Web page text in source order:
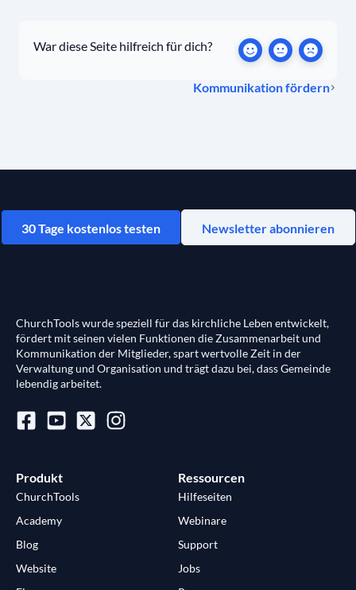
War diese Seite hilfreich für dich?
Kommunikation fördern
30 Tage kostenlos testen Newsletter abonnieren
ChurchTools wurde speziell für das kirchliche Leben entwickelt,
fördert mit seinen vielen Funktionen die Zusammenarbeit und
Kommunikation der Mitglieder, spart wertvolle Zeit in der
Verwaltung und Organisation und trägt dazu bei, dass Gemeinde
lebendig arbeitet.
Produkt
ChurchTools
Academy
Blog
Website
Ressourcen
Hilfeseiten
Webinare
Support
Jobs